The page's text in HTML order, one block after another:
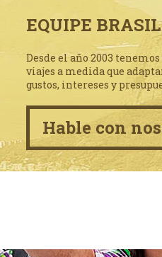
EQUIPE
Desde el año 2003
viajes a medida que
gustos, intereses y
Hable con